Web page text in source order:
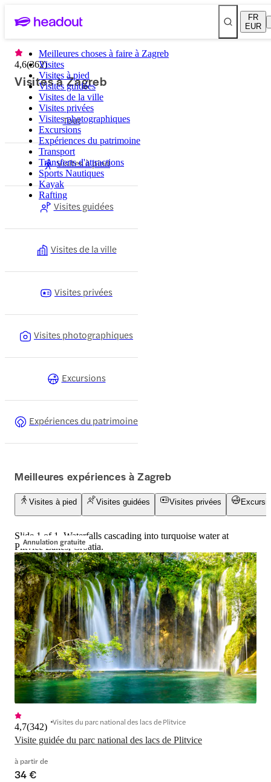
FR
EUR
Meilleures choses à faire à Zagreb
Visites
Visites à pied
Visites guidées
Visites de la ville
Visites privées
Visites photographiques
Excursions
Expériences du patrimoine
Transport
Transferts d'attractions
Sports Nautiques
Kayak
Rafting
4,6(362)
Visites à Zagreb
Tout
Visites à pied
Visites guidées
Visites de la ville
Visites privées
Visites photographiques
Excursions
Expériences du patrimoine
Meilleures expériences à Zagreb
Visites à pied Visites guidées Visites privées
Annulation gratuite
Slide 1 of 1, Waterfalls cascading into turquoise water at
Plitvice Lakes, Croatia.
Visite guidée du parc national des lacs de Plitvice
4,7(342) Visites du parc national des lacs de Plitvice
à partir de
34 €